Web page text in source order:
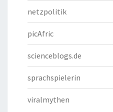
netzpolitik
picAfric
scienceblogs.de
sprachspielerin
viralmythen